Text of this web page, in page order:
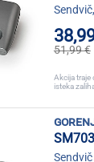
51,99 €
Akcija
isteka